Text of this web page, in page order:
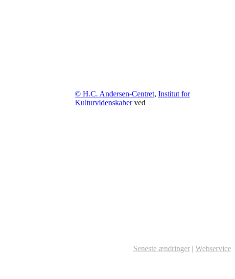
© H.C. Andersen-Centret, Institut for
Kulturvidenskaberved
Seneste ændringer | Webservice